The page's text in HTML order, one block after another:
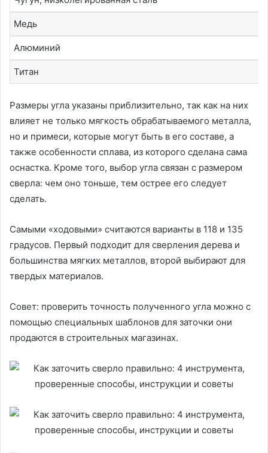
Медь
Алюминий
Титан
Размеры угла указаны приблизительно, так как на них
влияет не только мягкость обрабатываемого металла,
но и примеси, которые могут быть в его составе, а
также особенности сплава, из которого сделана сама
оснастка. Кроме того, выбор угла связан с размером
сверла: чем оно тоньше, тем острее его следует
сделать.
Самыми «ходовыми» считаются варианты в 118 и 135
градусов. Первый подходит для сверления дерева и
большинства мягких металлов, второй выбирают для
твердых материалов.
Совет: проверить точность полученного угла можно с
помощью специальных шаблонов для заточки они
продаются в строительных магазинах.